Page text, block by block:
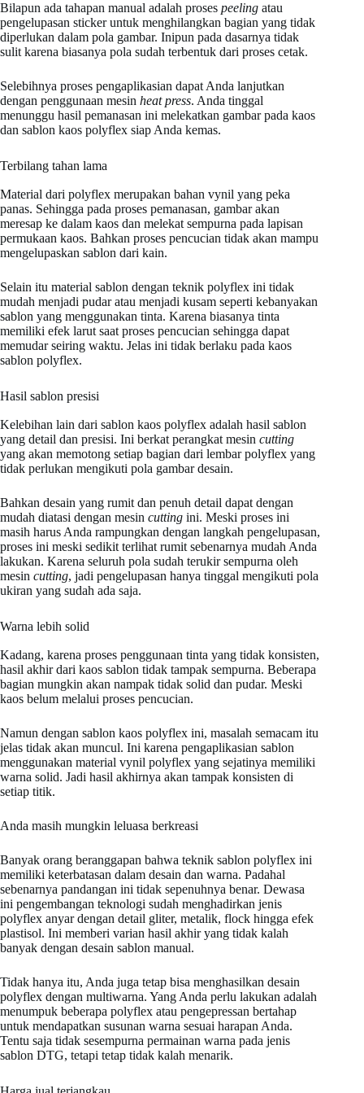
Bilapun ada tahapan manual adalah proses peeling atau
pengelupasan sticker untuk menghilangkan bagian yang tidak
diperlukan dalam pola gambar. Inipun pada dasarnya tidak
sulit karena biasanya pola sudah terbentuk dari proses cetak.
Selebihnya proses pengaplikasian dapat Anda lanjutkan
dengan penggunaan mesin heat press. Anda tinggal
menunggu hasil pemanasan ini melekatkan gambar pada kaos
dan sablon kaos polyflex siap Anda kemas.
Terbilang tahan lama
Material dari polyflex merupakan bahan vynil yang peka
panas. Sehingga pada proses pemanasan, gambar akan
meresap ke dalam kaos dan melekat sempurna pada lapisan
permukaan kaos. Bahkan proses pencucian tidak akan mampu
mengelupaskan sablon dari kain.
Selain itu material sablon dengan teknik polyflex ini tidak
mudah menjadi pudar atau menjadi kusam seperti kebanyakan
sablon yang menggunakan tinta. Karena biasanya tinta
memiliki efek larut saat proses pencucian sehingga dapat
memudar seiring waktu. Jelas ini tidak berlaku pada kaos
sablon polyflex.
Hasil sablon presisi
Kelebihan lain dari sablon kaos polyflex adalah hasil sablon
yang detail dan presisi. Ini berkat perangkat mesin cutting
yang akan memotong setiap bagian dari lembar polyflex yang
tidak perlukan mengikuti pola gambar desain.
Bahkan desain yang rumit dan penuh detail dapat dengan
mudah diatasi dengan mesin cutting ini. Meski proses ini
masih harus Anda rampungkan dengan langkah pengelupasan,
proses ini meski sedikit terlihat rumit sebenarnya mudah Anda
lakukan. Karena seluruh pola sudah terukir sempurna oleh
mesin cutting, jadi pengelupasan hanya tinggal mengikuti pola
ukiran yang sudah ada saja.
Warna lebih solid
Kadang, karena proses penggunaan tinta yang tidak konsisten,
hasil akhir dari kaos sablon tidak tampak sempurna. Beberapa
bagian mungkin akan nampak tidak solid dan pudar. Meski
kaos belum melalui proses pencucian.
Namun dengan sablon kaos polyflex ini, masalah semacam itu
jelas tidak akan muncul. Ini karena pengaplikasian sablon
menggunakan material vynil polyflex yang sejatinya memiliki
warna solid. Jadi hasil akhirnya akan tampak konsisten di
setiap titik.
Anda masih mungkin leluasa berkreasi
Banyak orang beranggapan bahwa teknik sablon polyflex ini
memiliki keterbatasan dalam desain dan warna. Padahal
sebenarnya pandangan ini tidak sepenuhnya benar. Dewasa
ini pengembangan teknologi sudah menghadirkan jenis
polyflex anyar dengan detail gliter, metalik, flock hingga efek
plastisol. Ini memberi varian hasil akhir yang tidak kalah
banyak dengan desain sablon manual.
Tidak hanya itu, Anda juga tetap bisa menghasilkan desain
polyflex dengan multiwarna. Yang Anda perlu lakukan adalah
menumpuk beberapa polyflex atau pengepressan bertahap
untuk mendapatkan susunan warna sesuai harapan Anda.
Tentu saja tidak sesempurna permainan warna pada jenis
sablon DTG, tetapi tetap tidak kalah menarik.